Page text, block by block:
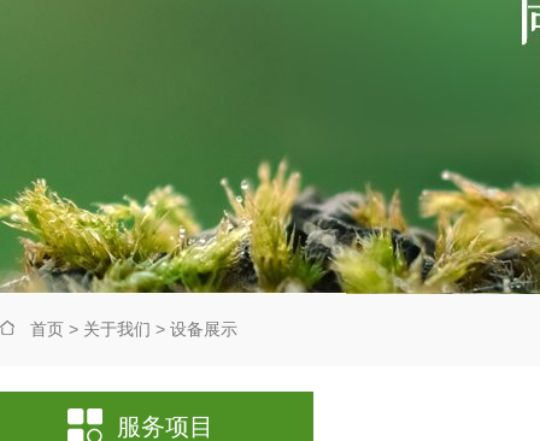
首页 > 关于我们 > 设备展示
服务项目